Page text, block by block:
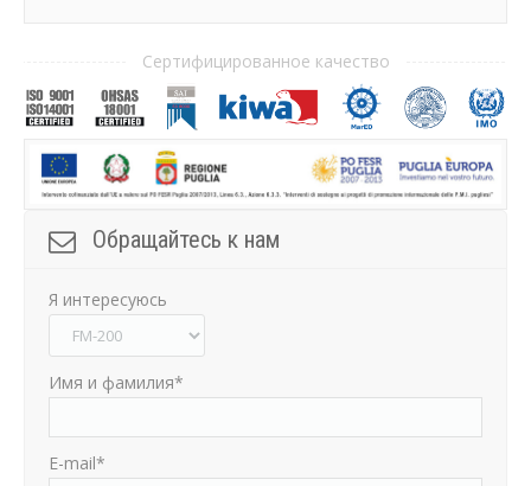
Сертифицированное качество
Обращайтесь к нам
Я интересуюсь
Имя и фамилия*
E-mail*